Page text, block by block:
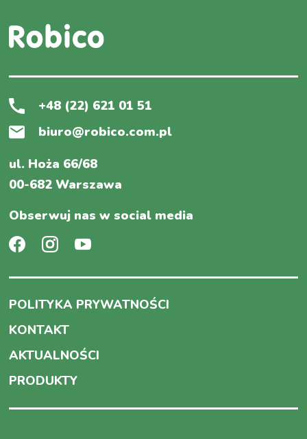
+48 (22) 621 01 51
biuro@robico.com.pl
ul. Hoża 66/68
00-682 Warszawa
Obserwuj nas w social media
POLITYKA PRYWATNOŚCI
KONTAKT
AKTUALNOŚCI
PRODUKTY